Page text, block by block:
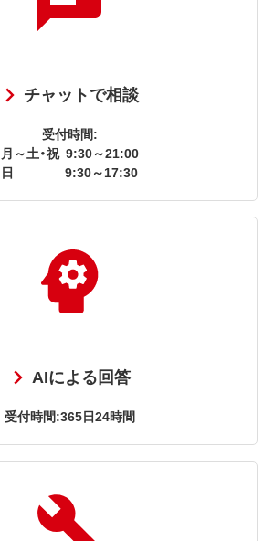
チャットで相談
受付時間:
月～土・祝 9:30～21:00
日
9:30～17:30
AIによる回答
受付時間:365日24時間